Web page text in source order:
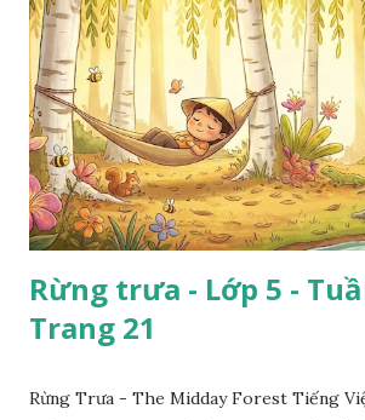
Rừng trưa - Lớp 5 -
Trang 21
Rừng Trưa - The Midday Forest Tiếng